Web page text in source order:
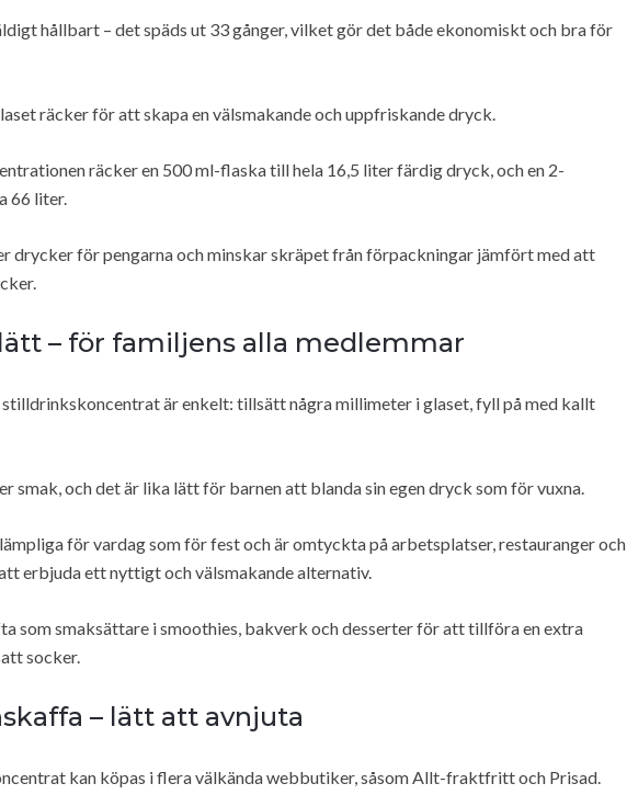
hållbart – det späds ut 33 gånger, vilket gör det både ekonomiskt och bra för
räcker för att skapa en välsmakande och uppfriskande dryck.
räcker en 500 ml-flaska till hela 16,5 liter färdig dryck, och en 2-
66 liter.
drycker för pengarna och minskar skräpet från förpackningar jämfört med att
– för familjens alla medlemmar
är enkelt: tillsätt några millimeter i glaset, fyll på med kallt
smak, och det är lika lätt för barnen att blanda sin egen dryck som för vuxna.
för vardag som för fest och är omtyckta på arbetsplatser, restauranger och
erbjuda ett nyttigt och välsmakande alternativ.
som smaksättare i smoothies, bakverk och desserter för att tillföra en extra
socker.
– lätt att avnjuta
kan köpas i flera välkända webbutiker, såsom Allt-fraktfritt och Prisad.